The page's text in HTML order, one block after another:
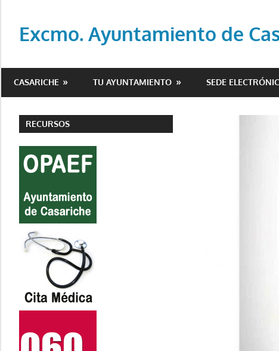
contenido
Excmo. Ayuntamiento de
del
de
Casariche
CASARICHE TU AYUNTAMIENTO SEDE
RECURSOS